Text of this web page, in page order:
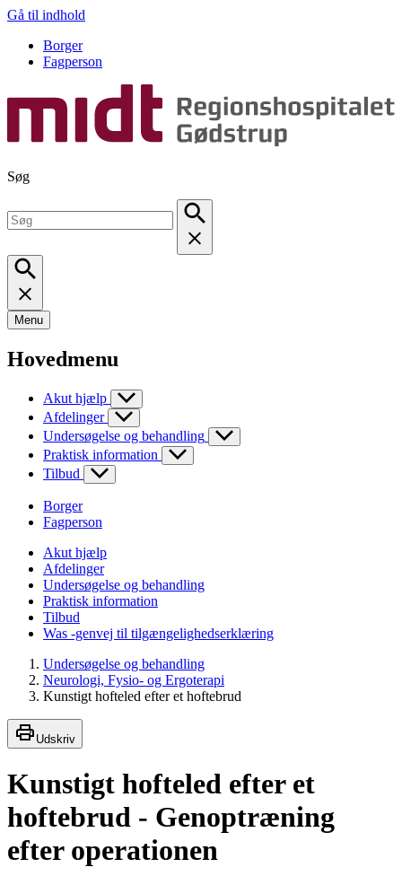
Gå til indhold
Borger
Fagperson
Søg
Menu
Hovedmenu
Akut hjælp
Afdelinger
Undersøgelse og behandling
Praktisk information
Tilbud
Borger
Fagperson
Akut hjælp
Afdelinger
Undersøgelse og behandling
Praktisk information
Tilbud
Was -genvej til tilgængelighedserklæring
Undersøgelse og behandling
Neurologi, Fysio- og Ergoterapi
Kunstigt hofteled efter et hoftebrud
Udskriv
Kunstigt hofteled efter et
hoftebrud - Genoptræning
efter operationen